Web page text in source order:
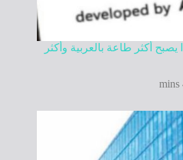
أكثر طاعة بالعربية وأكثر